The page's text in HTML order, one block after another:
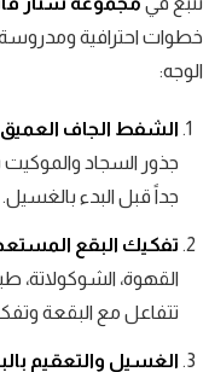
خطوات احترافية
الوجه:
الشفط الجاف
جذور السجاد
جداً قبل البدء بالغسيل.
تفكيك البقع
القهوة، الشوكولاتة،
تتفاعل مع البقعة
الغسيل والتعقيم